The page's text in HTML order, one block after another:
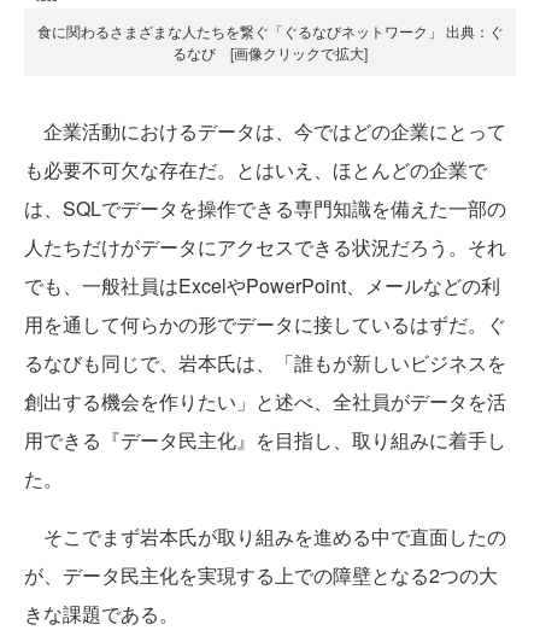
食に関わるさまざまな人たちを繋ぐ「ぐるなびネットワーク」 出典：ぐ
るなび [画像クリックで拡大]
企業活動におけるデータは、今ではどの企業にとって
も必要不可欠な存在だ。とはいえ、ほとんどの企業で
は、SQLでデータを操作できる専門知識を備えた一部の
人たちだけがデータにアクセスできる状況だろう。それ
でも、一般社員はExcelやPowerPoint、メールなどの利
用を通して何らかの形でデータに接しているはずだ。ぐ
るなびも同じで、岩本氏は、「誰もが新しいビジネスを
創出する機会を作りたい」と述べ、全社員がデータを活
用できる『データ民主化』を目指し、取り組みに着手し
た。
そこでまず岩本氏が取り組みを進める中で直面したの
が、データ民主化を実現する上での障壁となる2つの大
きな課題である。